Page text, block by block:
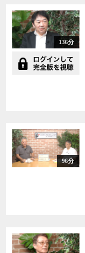
136分
96分